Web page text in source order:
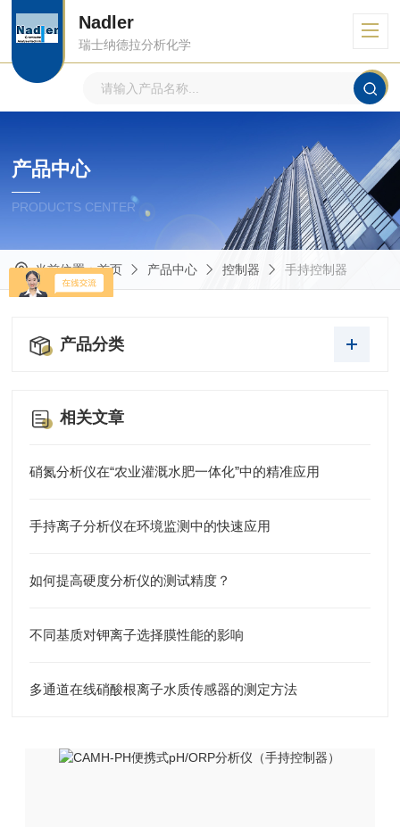
Nadler
瑞士纳德拉分析化学
产品中心
PRODUCTS CENTER
当前位置：首页 产品中心 控制器 手持控制器
产品分类
相关文章
硝氮分析仪在“农业灌溉水肥一体化”中的精准应用
手持离子分析仪在环境监测中的快速应用
如何提高硬度分析仪的测试精度？
不同基质对钾离子选择膜性能的影响
多通道在线硝酸根离子水质传感器的测定方法